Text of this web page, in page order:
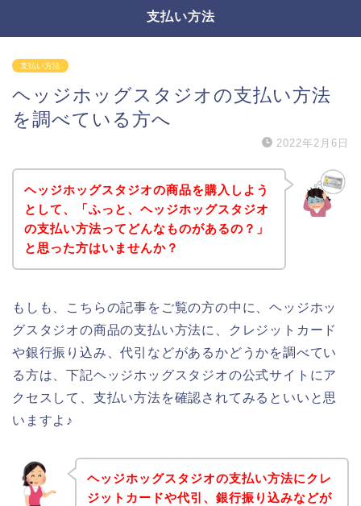
支払い方法
支払い方法
ヘッジホッグスタジオの支払い方法
を調べている方へ
2022年2月6日
ヘッジホッグスタジオの商品を購入しよう
として、「ふっと、ヘッジホッグスタジオ
の支払い方法ってどんなものがあるの？」
と思った方はいませんか？
もしも、こちらの記事をご覧の方の中に、ヘッジホッ
グスタジオの商品の支払い方法に、クレジットカード
や銀行振り込み、代引などがあるかどうかを調べてい
る方は、下記ヘッジホッグスタジオの公式サイトにア
クセスして、支払い方法を確認されてみるといいと思
いますよ♪
ヘッジホッグスタジオの支払い方法にクレ
ジットカードや代引、銀行振り込みなどが